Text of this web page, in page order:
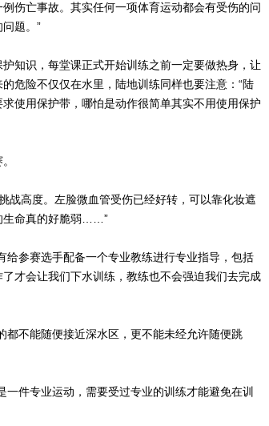
伤亡事故。其实任何一项体育运动都会有受伤的问
题。”
识，每堂课正式开始训练之前一定要做热身，让
危险不仅仅在水里，陆地训练同样也要注意：“陆
使用保护带，哪怕是动作很简单其实不用使用保护
高度。左脸微血管受伤已经好转，可以靠化妆遮
生命真的好脆弱……”
参赛选手配备一个专业教练进行专业指导，包括
才会让我们下水训练，教练也不会强迫我们去完成
不能随便接近深水区，更不能未经允许随便跳
件专业运动，需要受过专业的训练才能避免在训